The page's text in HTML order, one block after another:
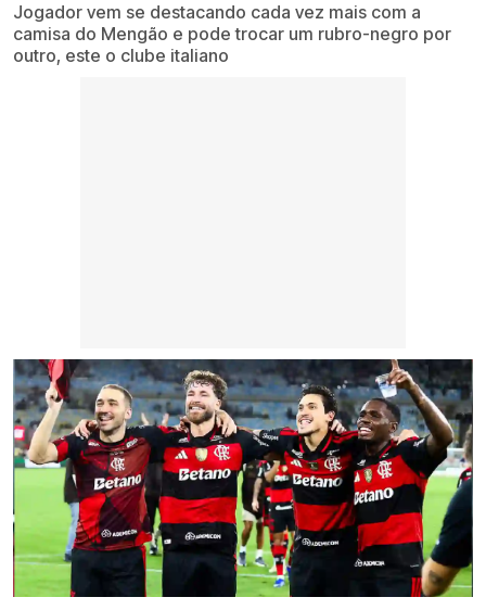
Jogador vem se destacando cada vez mais com a
camisa do Mengão e pode trocar um rubro-negro por
outro, este o clube italiano